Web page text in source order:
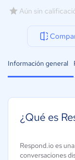
Aún sin
Información general
¿Qué es
Respond.io es
conversaciones